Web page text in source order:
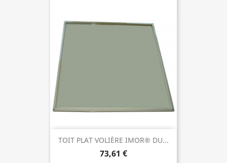
TOIT PLAT VOLIÈRE IMOR® DU...
73,61 €